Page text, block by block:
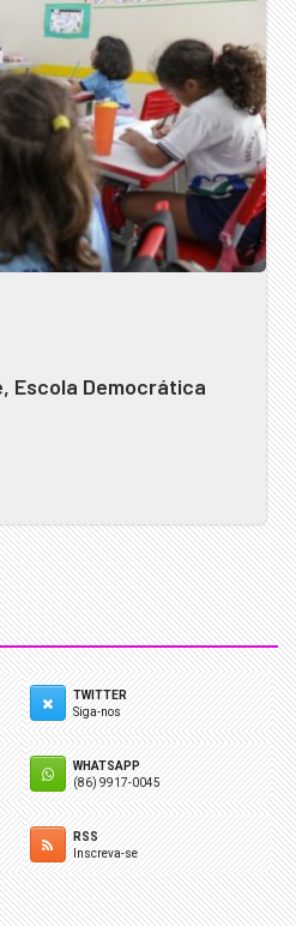
Escola Democrática
TWITTER
Siga-nos
WHATSAPP
(86) 9917-0045
RSS
Inscreva-se